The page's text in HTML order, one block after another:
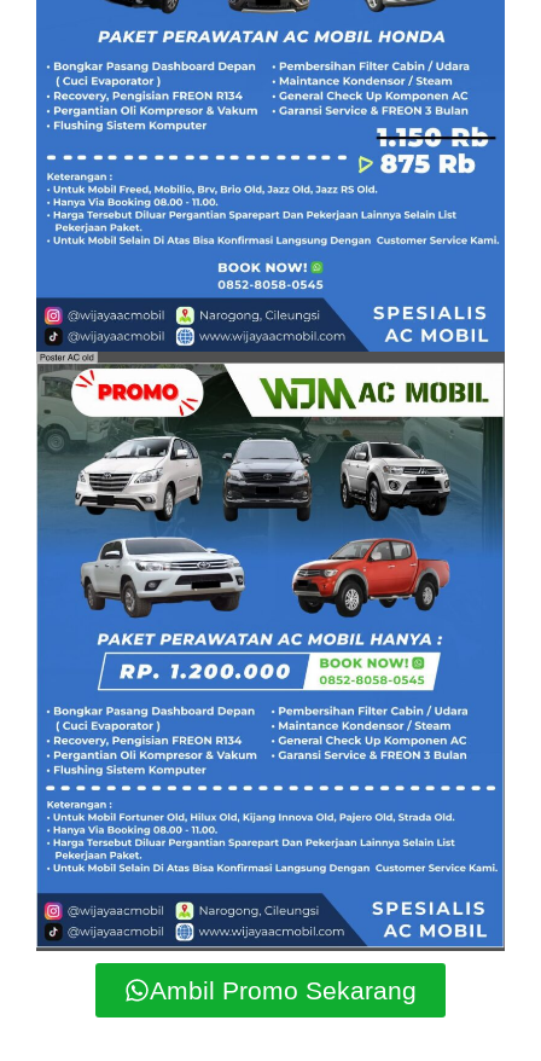
Ambil Promo Sekarang